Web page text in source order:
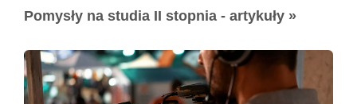
Pomysły na studia II stopnia - artykuły »